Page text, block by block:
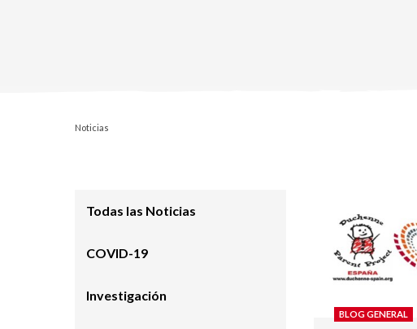
Noticias
BLOG GENERAL
Todas las Noticias
COVID-19
Investigación